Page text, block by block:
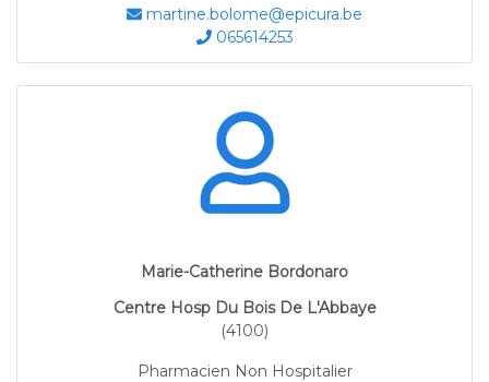
martine.bolome@epicura.be
065614253
Marie-Catherine Bordonaro
Centre Hosp Du Bois De L'Abbaye
(4100)
Pharmacien Non Hospitalier